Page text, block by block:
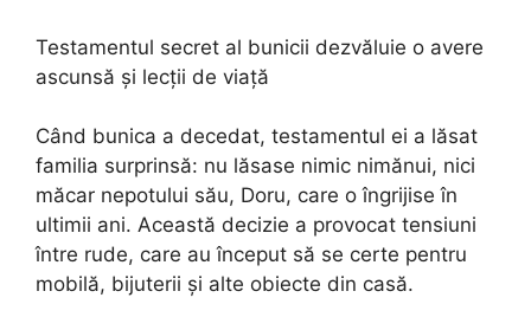
Testamentul secret al bunicii dezvăluie o avere
ascunsă și lecții de viață
Când bunica a decedat, testamentul ei a lăsat
familia surprinsă: nu lăsase nimic nimănui, nici
măcar nepotului său, Doru, care o îngrijise în
ultimii ani. Această decizie a provocat tensiuni
între rude, care au început să se certe pentru
mobilă, bijuterii și alte obiecte din casă.